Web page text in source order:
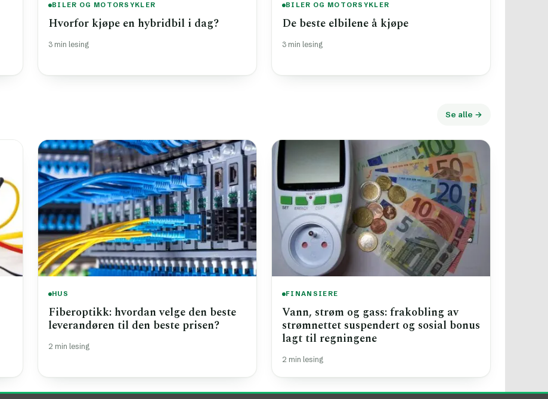
BILER OG MOTORSYKLER
Hvorfor kjøpe en hybridbil i dag?
3 min lesing
BILER OG MOTORSYKLER
De beste elbilene å kjøpe
3 min lesing
Se alle →
HUS
Fiberoptikk: hvordan velge den beste
leverandøren til den beste prisen?
2 min lesing
FINANSIERE
Vann, strøm og gass: frakobling av
strømnettet suspendert og sosial bonus
lagt til regningene
2 min lesing